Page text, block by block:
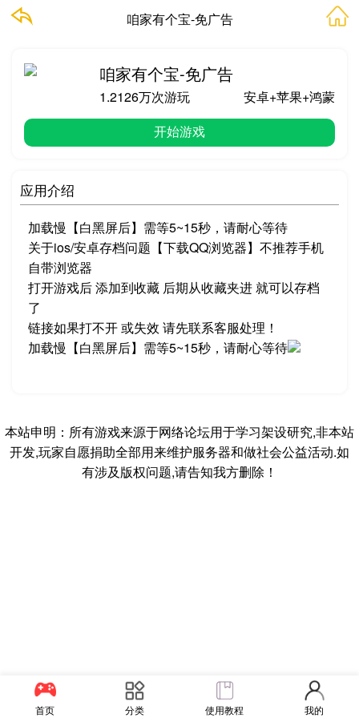
咱家有个宝-免广告
咱家有个宝-免广告
1.2126万次游玩 安卓+苹果+鸿蒙
开始游戏
应用介绍
加载慢【白黑屏后】需等5~15秒，请耐心等待
关于ios/安卓存档问题【下载QQ浏览器】不推荐手机
自带浏览器
打开游戏后 添加到收藏 后期从收藏夹进 就可以存档
了
链接如果打不开 或失效 请先联系客服处理！
加载慢【白黑屏后】需等5~15秒，请耐心等待
本站申明：所有游戏来源于网络论坛用于学习架设研究,非本站
开发,玩家自愿捐助全部用来维护服务器和做社会公益活动.如
有涉及版权问题,请告知我方删除！
首页 分类 使用教程 我的